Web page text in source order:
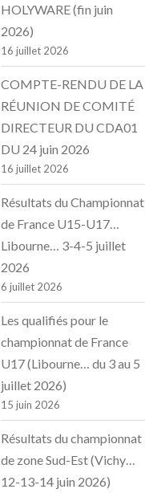
HOLYWARE (fin juin
2026)
16 juillet 2026
COMPTE-RENDU DE LA
RÉUNION DE COMITÉ
DIRECTEUR DU CDA01
DU 24 juin 2026
16 juillet 2026
Résultats du Championnat
de France U15-U17…
Libourne… 3-4-5 juillet
2026
6 juillet 2026
Les qualifiés pour le
championnat de France
U17 (Libourne… du 3 au 5
juillet 2026)
15 juin 2026
Résultats du championnat
de zone Sud-Est (Vichy…
12-13-14 juin 2026)